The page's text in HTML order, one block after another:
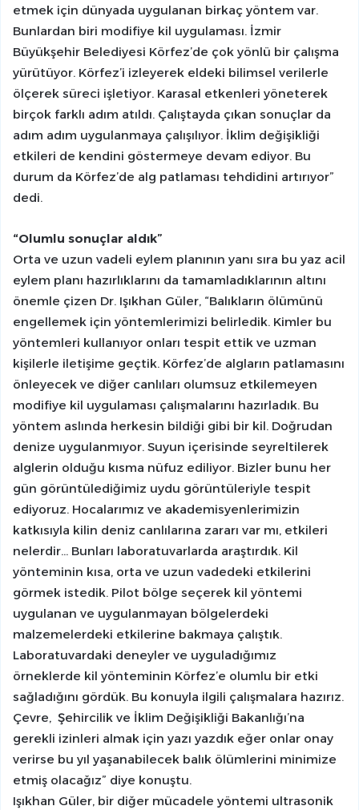
etmek için dünyada uygulanan birkaç yöntem var.
Bunlardan biri modifiye kil uygulaması. İzmir
Büyükşehir Belediyesi Körfez’de çok yönlü bir çalışma
yürütüyor. Körfez’i izleyerek eldeki bilimsel verilerle
ölçerek süreci işletiyor. Karasal etkenleri yöneterek
birçok farklı adım atıldı. Çalıştayda çıkan sonuçlar da
adım adım uygulanmaya çalışılıyor. İklim değişikliği
etkileri de kendini göstermeye devam ediyor. Bu
durum da Körfez’de alg patlaması tehdidini artırıyor”
dedi.
“Olumlu sonuçlar aldık”
Orta ve uzun vadeli eylem planının yanı sıra bu yaz acil
eylem planı hazırlıklarını da tamamladıklarının altını
önemle çizen Dr. Işıkhan Güler, “Balıkların ölümünü
engellemek için yöntemlerimizi belirledik. Kimler bu
yöntemleri kullanıyor onları tespit ettik ve uzman
kişilerle iletişime geçtik. Körfez’de algların patlamasını
önleyecek ve diğer canlıları olumsuz etkilemeyen
modifiye kil uygulaması çalışmalarını hazırladık. Bu
yöntem aslında herkesin bildiği gibi bir kil. Doğrudan
denize uygulanmıyor. Suyun içerisinde seyreltilerek
alglerin olduğu kısma nüfuz ediliyor. Bizler bunu her
gün görüntülediğimiz uydu görüntüleriyle tespit
ediyoruz. Hocalarımız ve akademisyenlerimizin
katkısıyla kilin deniz canlılarına zararı var mı, etkileri
nelerdir… Bunları laboratuvarlarda araştırdık. Kil
yönteminin kısa, orta ve uzun vadedeki etkilerini
görmek istedik. Pilot bölge seçerek kil yöntemi
uygulanan ve uygulanmayan bölgelerdeki
malzemelerdeki etkilerine bakmaya çalıştık.
Laboratuvardaki deneyler ve uyguladığımız
örneklerde kil yönteminin Körfez’e olumlu bir etki
sağladığını gördük. Bu konuyla ilgili çalışmalara hazırız.
Çevre, Şehircilik ve İklim Değişikliği Bakanlığı’na
gerekli izinleri almak için yazı yazdık eğer onlar onay
verirse bu yıl yaşanabilecek balık ölümlerini minimize
etmiş olacağız” diye konuştu.
Işıkhan Güler, bir diğer mücadele yöntemi ultrasonik